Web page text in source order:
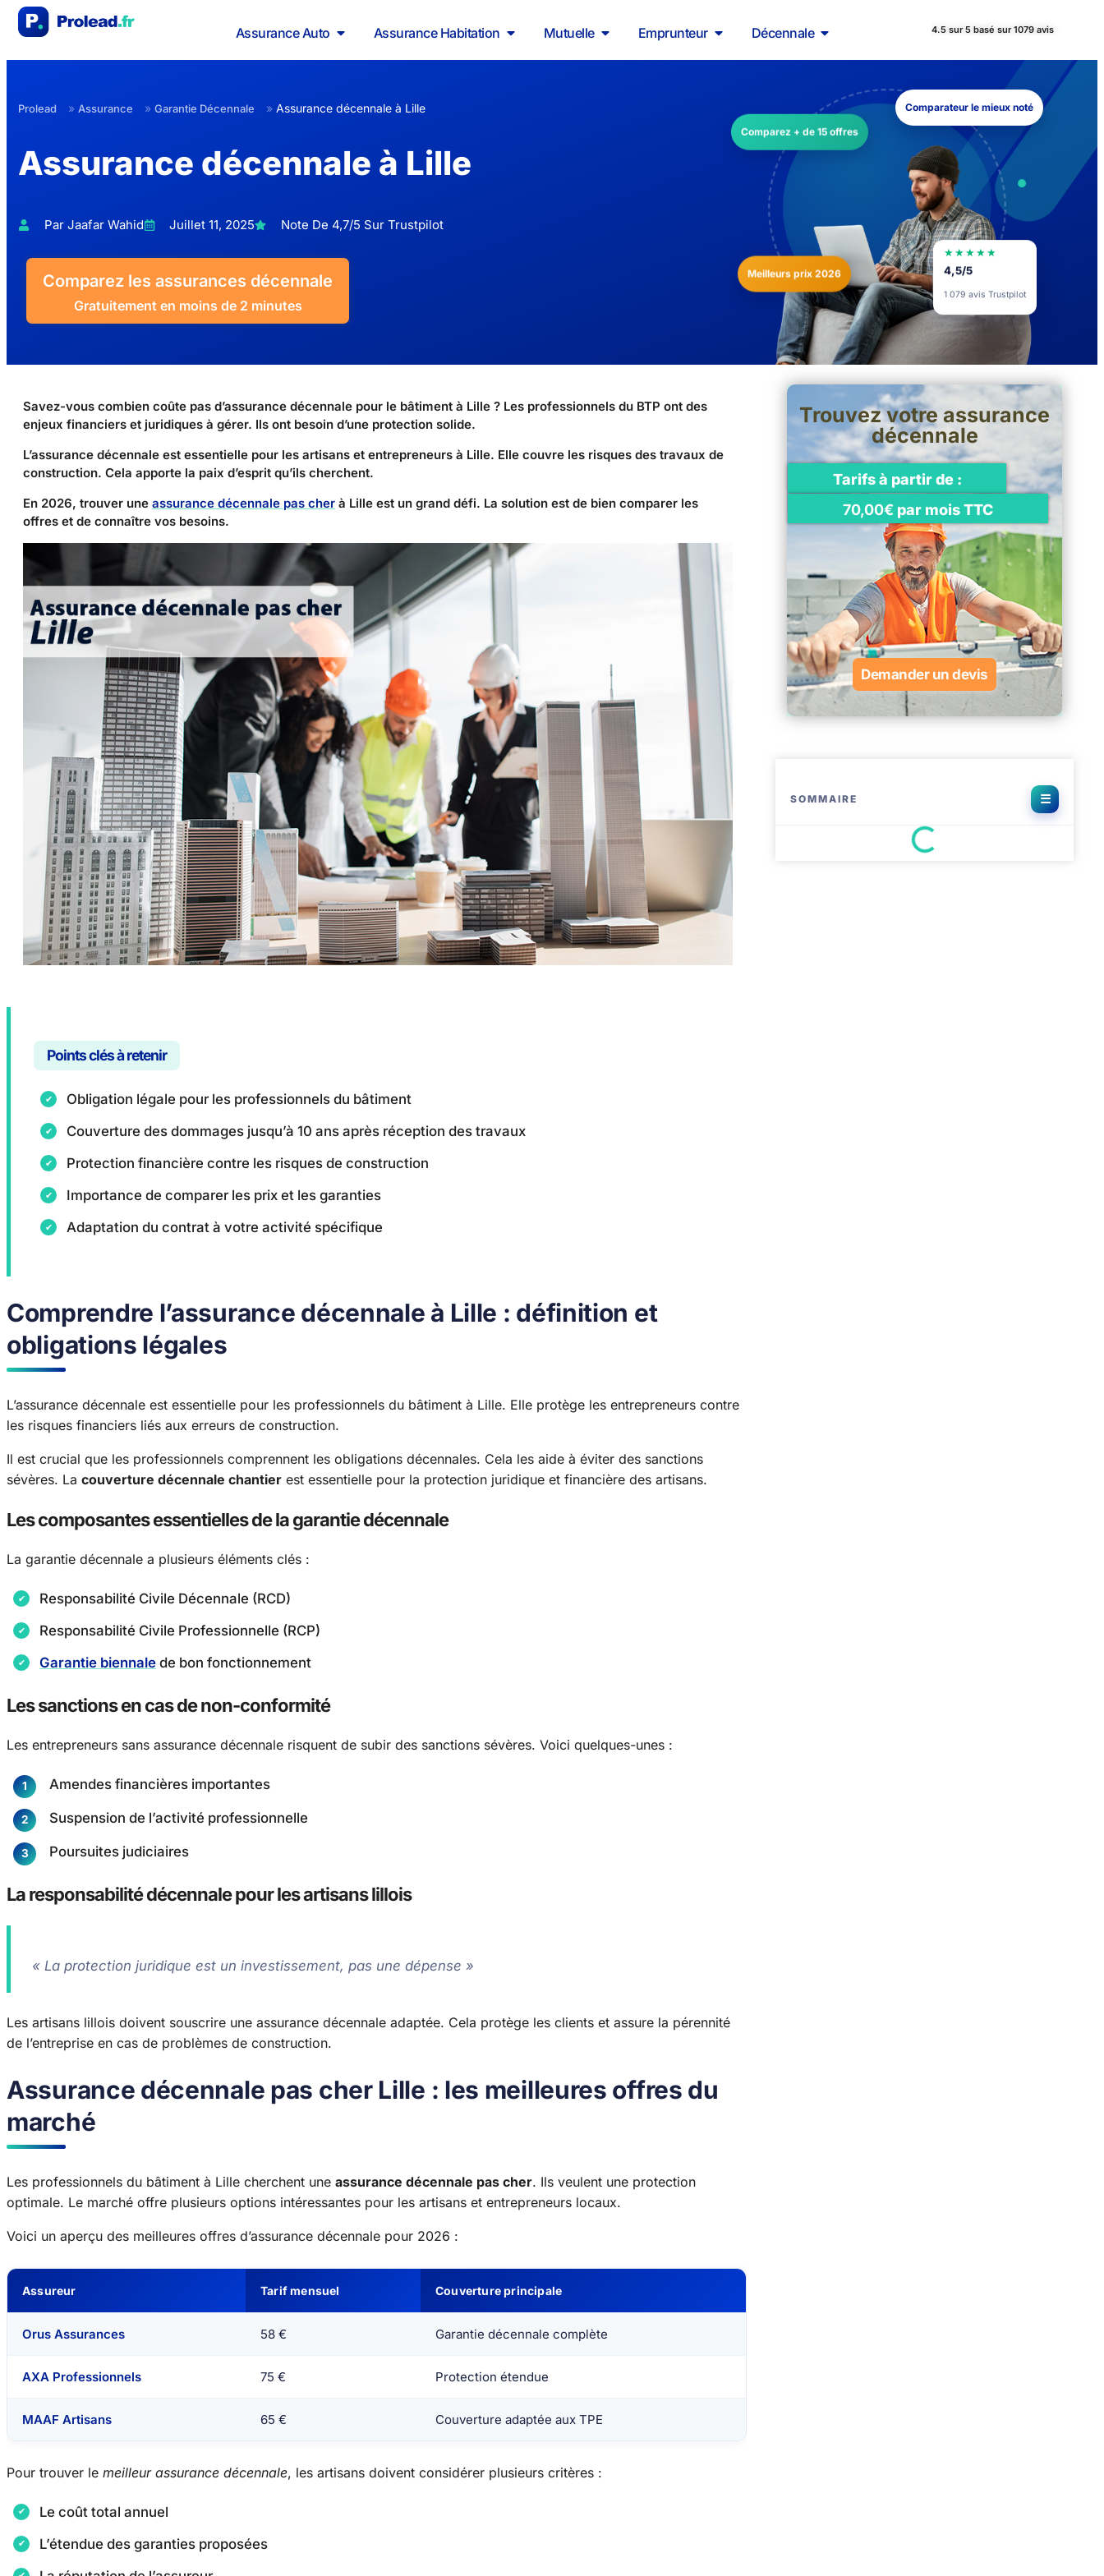
Assurance Auto Assurance Habitation Mutuelle Emprunteur Décennale 4.5 sur 5 basé sur 1079 avis
Prolead » Assurance » Garantie Décennale » Assurance décennale à Lille
Assurance décennale à Lille
Par Jaafar Wahid Juillet 11, 2025 Note De 4,7/5 Sur Trustpilot
Comparez les assurances décennale
Gratuitement en moins de 2 minutes
Comparez + de 15 offres
Meilleurs prix 2026
Comparateur le mieux noté
★★★★★
4,5/5
1 079 avis Trustpilot
Savez-vous combien coûte pas d’assurance décennale pour le bâtiment à Lille ? Les professionnels du BTP ont des
enjeux financiers et juridiques à gérer. Ils ont besoin d’une protection solide.
L’assurance décennale est essentielle pour les artisans et entrepreneurs à Lille. Elle couvre les risques des travaux de
construction. Cela apporte la paix d’esprit qu’ils cherchent.
En 2026, trouver une assurance décennale pas cher à Lille est un grand défi. La solution est de bien comparer les
offres et de connaître vos besoins.
Points clés à retenir
Obligation légale pour les professionnels du bâtiment
Couverture des dommages jusqu’à 10 ans après réception des travaux
Protection financière contre les risques de construction
Importance de comparer les prix et les garanties
Adaptation du contrat à votre activité spécifique
Comprendre l’assurance décennale à Lille : définition et
obligations légales
L’assurance décennale est essentielle pour les professionnels du bâtiment à Lille. Elle protège les entrepreneurs contre
les risques financiers liés aux erreurs de construction.
Il est crucial que les professionnels comprennent les obligations décennales. Cela les aide à éviter des sanctions
sévères. La couverture décennale chantier est essentielle pour la protection juridique et financière des artisans.
Les composantes essentielles de la garantie décennale
La garantie décennale a plusieurs éléments clés :
Responsabilité Civile Décennale (RCD)
Responsabilité Civile Professionnelle (RCP)
Garantie biennale de bon fonctionnement
Les sanctions en cas de non-conformité
Les entrepreneurs sans assurance décennale risquent de subir des sanctions sévères. Voici quelques-unes :
Amendes financières importantes
Suspension de l’activité professionnelle
Poursuites judiciaires
La responsabilité décennale pour les artisans lillois
« La protection juridique est un investissement, pas une dépense »
Les artisans lillois doivent souscrire une assurance décennale adaptée. Cela protège les clients et assure la pérennité
de l’entreprise en cas de problèmes de construction.
Assurance décennale pas cher Lille : les meilleures offres du
marché
Les professionnels du bâtiment à Lille cherchent une assurance décennale pas cher. Ils veulent une protection
optimale. Le marché offre plusieurs options intéressantes pour les artisans et entrepreneurs locaux.
Voici un aperçu des meilleures offres d’assurance décennale pour 2026 :
Assureur Tarif mensuel Couverture principale
Orus Assurances 58 € Garantie décennale complète
AXA Professionnels 75 € Protection étendue
MAAF Artisans 65 € Couverture adaptée aux TPE
Pour trouver le meilleur assurance décennale, les artisans doivent considérer plusieurs critères :
Le coût total annuel
L’étendue des garanties proposées
SOMMAIRE
Trouvez votre assurance
décennale
Tarifs à partir de :
70,00€ par mois TTC
Demander un devis